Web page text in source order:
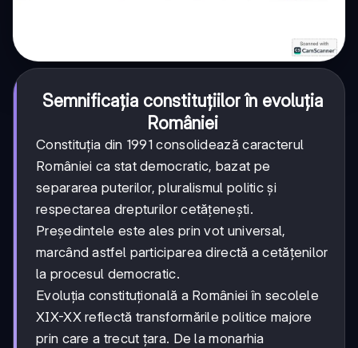
Semnificația constituțiilor în evoluția
României
Constituția din 1991 consolidează caracterul
României ca stat democratic, bazat pe
separarea puterilor, pluralismul politic și
respectarea drepturilor cetățenești.
Președintele este ales prin vot universal,
marcând astfel participarea directă a cetățenilor
la procesul democratic.
Evoluția constituțională a României în secolele
XIX-XX reflectă transformările politice majore
prin care a trecut țara. De la monarhia